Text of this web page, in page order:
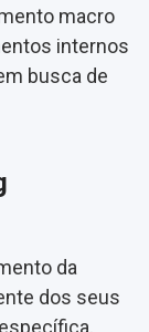
macro
internos
busca de
da
dos seus